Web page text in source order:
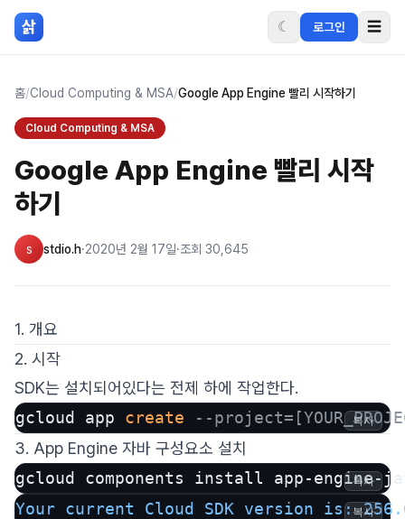
본문 바로가기
삵 ☾ 로그인 ☰
홈/Cloud Computing & MSA/Google App Engine 빨리 시작하기
Cloud Computing & MSA
Google App Engine 빨리 시작
하기
s stdio.h·2020년 2월 17일·조회 30,645
1. 개요
2. 시작
SDK는 설치되어있다는 전제 하에 작업한다.
gcloud app create -- 복사
3. App Engine 자바 구성요소 설치
gcloud components install app-engine-
복사
Your current Cloud SDK version is:복사